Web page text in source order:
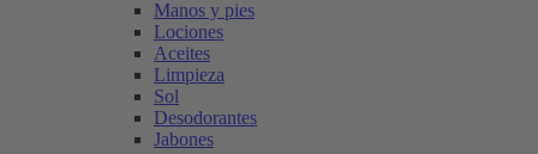
Manos y pies
Lociones
Aceites
Limpieza
Sol
Desodorantes
Jabones